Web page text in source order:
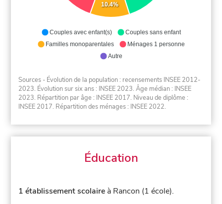
10.4%
Couples avec enfant(s)
Couples sans enfant
Familles monoparentales
Ménages 1 personne
Autre
Sources - Évolution de la population : recensements INSEE 2012-
2023. Évolution sur six ans : INSEE 2023. Âge médian : INSEE
2023. Répartition par âge : INSEE 2017. Niveau de diplôme :
INSEE 2017. Répartition des ménages : INSEE 2022.
Éducation
1 établissement scolaire à Rancon (1 école).